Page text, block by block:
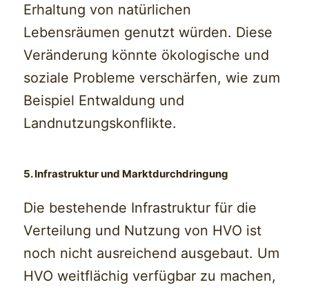
Erhaltung von natürlichen
Lebensräumen genutzt würden. Diese
Veränderung könnte ökologische und
soziale Probleme verschärfen, wie zum
Beispiel Entwaldung und
Landnutzungskonflikte.
5. Infrastruktur und Marktdurchdringung
Die bestehende Infrastruktur für die
Verteilung und Nutzung von HVO ist
noch nicht ausreichend ausgebaut. Um
HVO weitflächig verfügbar zu machen,